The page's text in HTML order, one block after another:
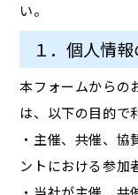
い。
１．個人情
本フォームからの
は、以下の目的で
・主催、共催、
ントにおける参加